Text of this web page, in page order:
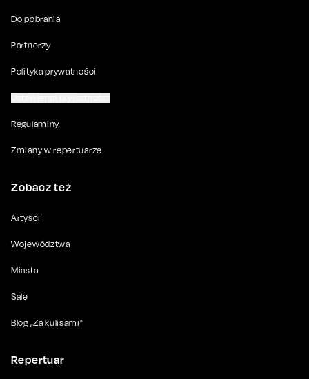
Do pobrania
Partnerzy
Polityka prywatności
Regulaminy
Zmiany w repertuarze
Zobacz też
Artyści
Województwa
Miasta
Sale
Blog „Za kulisami”
Repertuar